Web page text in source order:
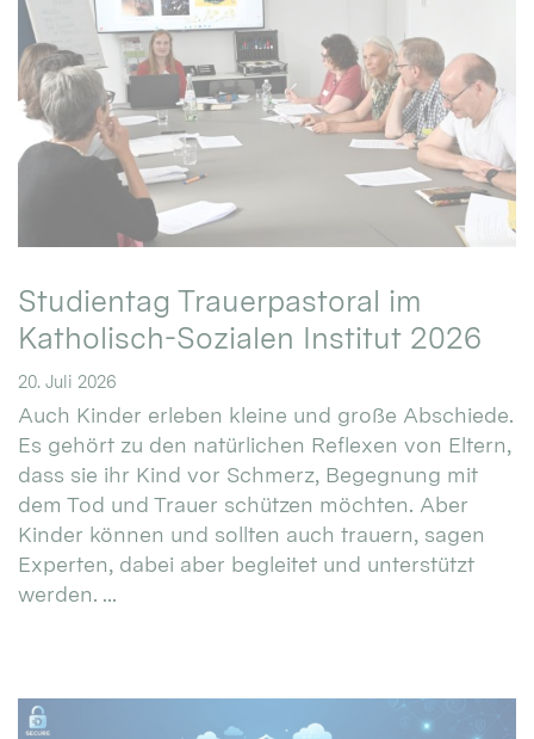
Studientag Trauerpastoral im
Katholisch-Sozialen Institut 2026
20. Juli 2026
Auch Kinder erleben kleine und große Abschiede.
Es gehört zu den natürlichen Reflexen von Eltern,
dass sie ihr Kind vor Schmerz, Begegnung mit
dem Tod und Trauer schützen möchten. Aber
Kinder können und sollten auch trauern, sagen
Experten, dabei aber begleitet und unterstützt
werden. ...